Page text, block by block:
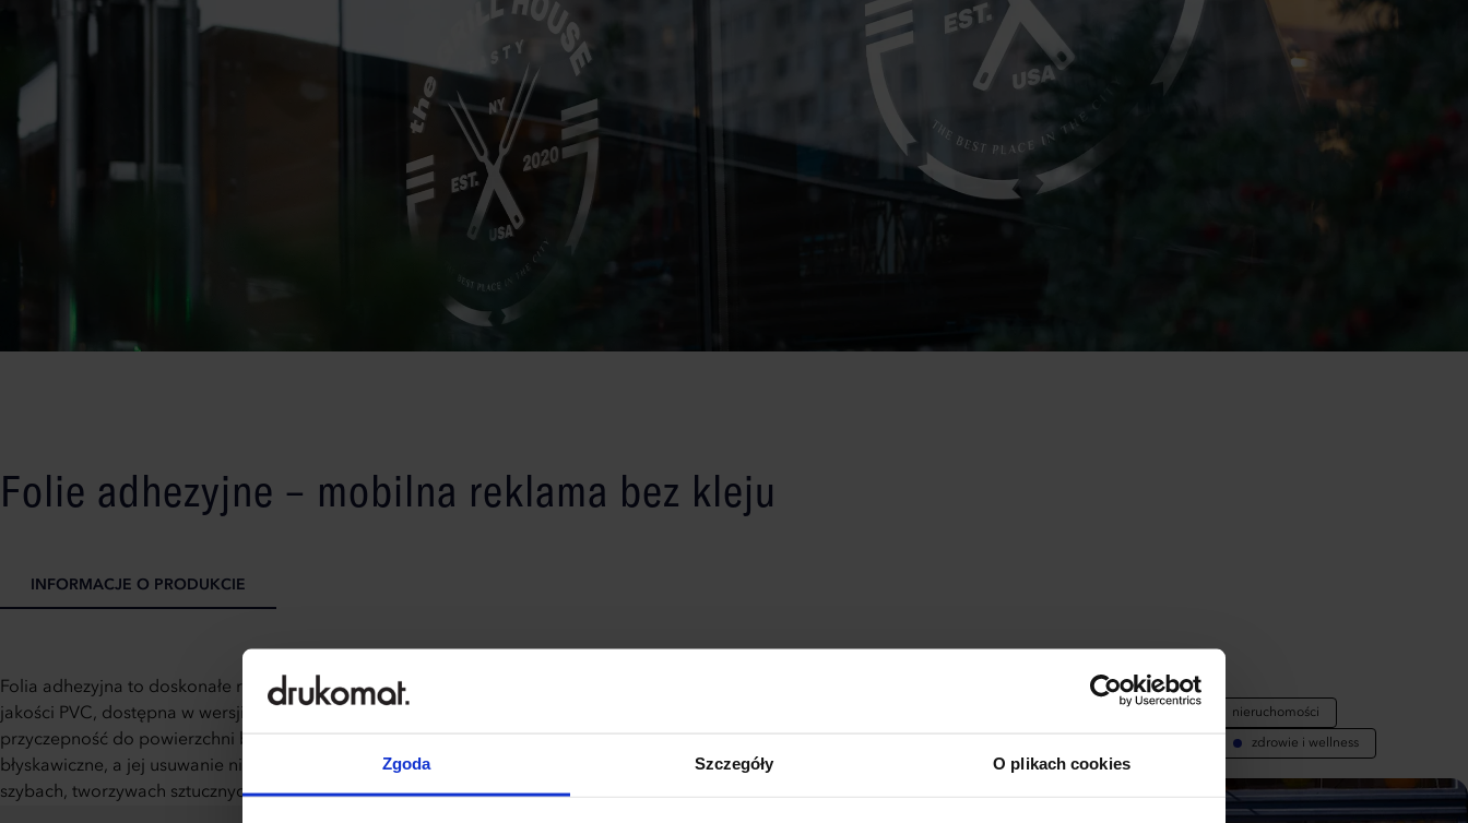
Zgoda Szczegóły O plikach cookies
Folie adhezyjne – mobilna reklama bez kleju
INFORMACJE O PRODUKCIE
Folia adhezyjna to doskonałe rozwiązanie, które łączy funkcjonalność z prostotą użytkowania. Wykonana z wysokiej
jakości PVC, dostępna w wersji białej lub transparentnej, ma grubość 150 mikronów i zapewnia doskonałą
przyczepność do powierzchni bez konieczności stosowania kleju. Dzięki temu montaż oraz demontaż folii są
błyskawiczne, a jej usuwanie nie pozostawia zabrudzeń ani uszkodzeń na powierzchni. Możesz ją wykorzystać na
szybach, tworzywach sztucznych, sprzęcie AGD i RTV czy innych płaskich powierzchniach.
REKOMENDOWANE DLA:
nieruchomości
zdrowie i wellness